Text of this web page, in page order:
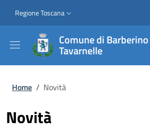
Slim top
Regione Toscana
Comune di Barberino
Tavarnelle
Briciole di pane
Home / Novità
Novità